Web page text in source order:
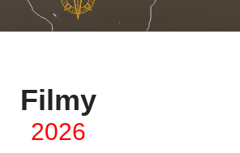
Filmy
2026